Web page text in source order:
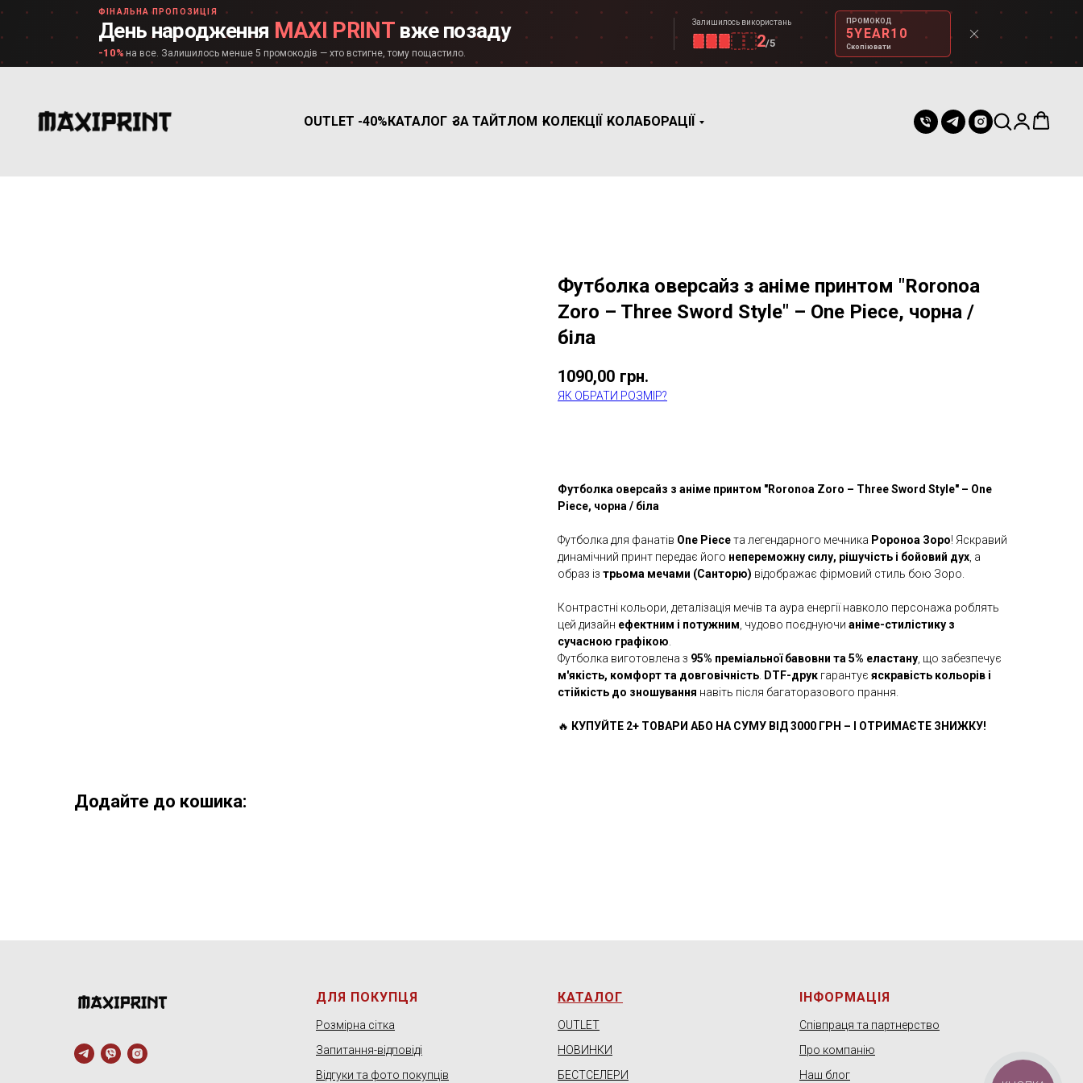
ФІНАЛЬНА ПРОПОЗИЦІЯ
День народження MAXI PRINT вже позаду
-10% на все. Залишилось менше 5 промокодів — хто встигне, тому пощастило.
Залишилось використань
2/5
ПРОМОКОД
5YEAR10
Скопіювати
OUTLET -40% КАТАЛОГ ЗА ТАЙТЛОМ КОЛЕКЦІЇ КОЛАБОРАЦІЇ
Футболка оверсайз з аніме принтом "Roronoa
Zoro – Three Sword Style" – One Piece, чорна /
біла
1090,00 грн.
ЯК ОБРАТИ РОЗМІР?
Футболка оверсайз з аніме принтом "Roronoa Zoro – Three Sword Style" – One
Piece, чорна / біла
Футболка для фанатів One Pieceта легендарного мечника Ророноа Зоро! Яскравий
динамічний принт передає його непереможну силу, рішучість і бойовий дух , а
образ із трьома мечами (Санторю) відображає фірмовий стиль бою Зоро.
Контрастні кольори, деталізація мечів та аура енергії навколо персонажа роблять
цей дизайн ефектним і потужним , чудово поєднуючи аніме-стилістику з
сучасною графікою
Футболка виготовлена з 95% преміальної бавовни та 5% еластану , що забезпечує
м'якість, комфорт та довговічність DTF-друк гарантує яскравість кольорів і
стійкість до зношування навіть після багаторазового прання.
🔥 КУПУЙТЕ 2+ ТОВАРИ АБО НА СУМУ ВІД 3000 ГРН – І ОТРИМАЄТЕ ЗНИЖКУ!
Додайте до кошика:
ДЛЯ ПОКУПЦЯ
Розмірна сітка
Запитання-відповіді
Відгуки та фото покупців
КАТАЛОГ
OUTLET
НОВИНКИ
БЕСТСЕЛЕРИ
ІНФОРМАЦІЯ
Співпраця та партнерство
Про компанію
Наш блог